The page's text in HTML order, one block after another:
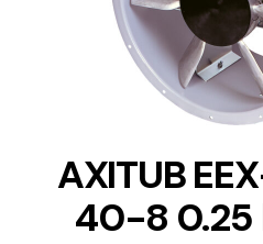
AXITUB
40-8 0.25